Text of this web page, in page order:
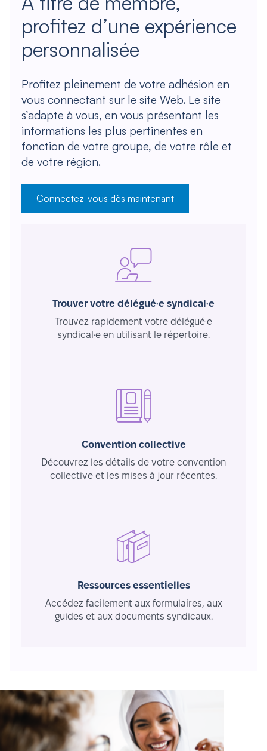
profitez d’une expérience
personnalisée
Profitez pleinement de votre adhésion en
vous connectant sur le site Web. Le site
s’adapte à vous, en vous présentant les
informations les plus pertinentes en
fonction de votre groupe, de votre rôle et
de votre région.
Connectez-vous dès maintenant
Trouver votre délégué·e syndical·e
Trouvez rapidement votre délégué·e
syndical·e en utilisant le répertoire.
Convention collective
Découvrez les détails de votre convention
collective et les mises à jour récentes.
Ressources essentielles
Accédez facilement aux formulaires, aux
guides et aux documents syndicaux.